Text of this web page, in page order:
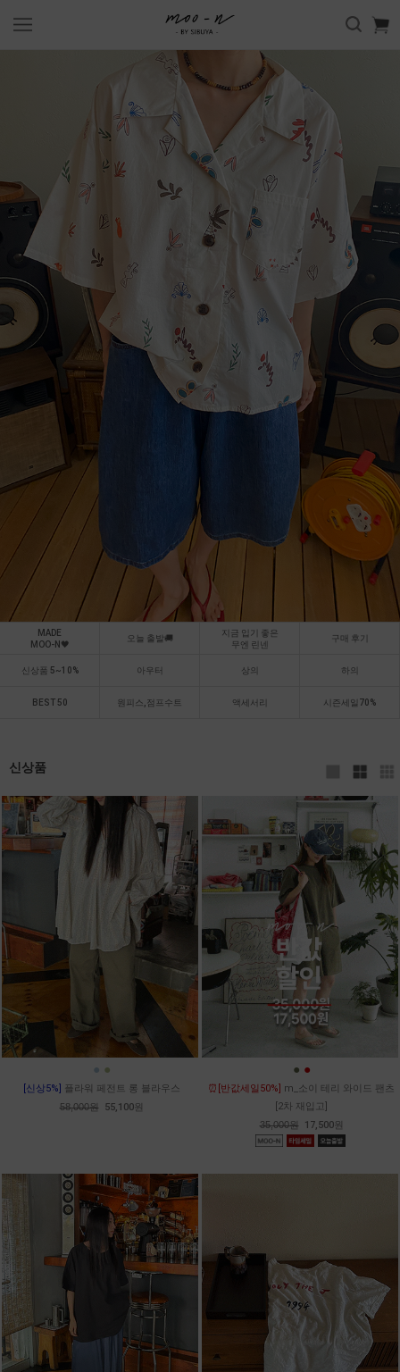
MADE
MOO-N🖤
오늘 출발🚚
지금 입기 좋은
무엔 린넨
구매 후기
신상품 5~10% 아우터 상의 하의
BEST 50 원피스,점프수트 액세서리 시즌세일70%
신상품
● ●
[신상5%] 플라워 페전트 롱 블라우스
58,000원 55,100원
● ●
⏰[반값세일50%] m_소이 테리 와이드 팬츠
[2차 재입고]
35,000원 17,500원